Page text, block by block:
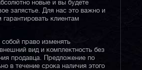
новые и вы будете
запястье. Для нас это важно и
клиентам
собой право изменять
вид и комплектность без
продавца. Предложение по
в течение срока наличия этого